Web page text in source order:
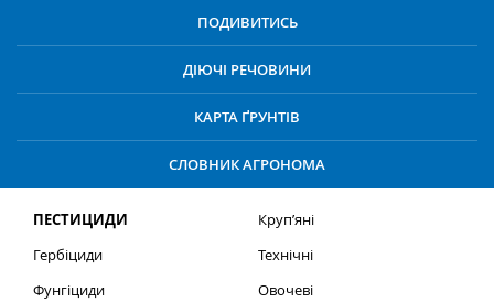
ПОДИВИТИСЬ
ДІЮЧІ РЕЧОВИНИ
КАРТА ҐРУНТІВ
СЛОВНИК АГРОНОМА
ПЕСТИЦИДИ
Гербіциди
Фунгіциди
Круп’яні
Технічні
Овочеві